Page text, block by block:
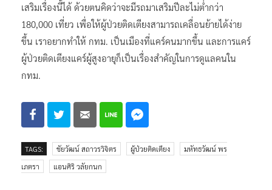
เสริมเรื่องนี้ได้ ด้วยตนคิดว่าจะมีรถมาเสริมปีละไม่ต่ำกว่า
180,000 เที่ยว เพื่อให้ผู้ป่วยติดเตียงสามารถเคลื่อนย้ายได้ง่าย
ขึ้น เราอยากทำให้ กทม. เป็นเมืองที่แคร์คนมากขึ้น และการแคร์
ผู้ป่วยติดเตียงแคร์ผู้สูงอายุก็เป็นเรื่องสำคัญในการดูแลคนใน
กทม.
TAGS: ชัยวัฒน์ สถาวรวิจิตร ผู้ป่วยติดเตียง
มหัทธวัฒน์ พร
เภตรา
แอนศิริ วลัยกนก